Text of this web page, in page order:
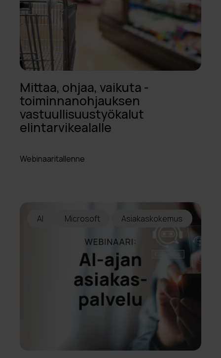
Mittaa, ohjaa, vaikuta -
toiminnanohjauksen
vastuullisuustyökalut
elintarvikealalle
Webinaaritallenne
AI Microsoft Asiakaskokemus